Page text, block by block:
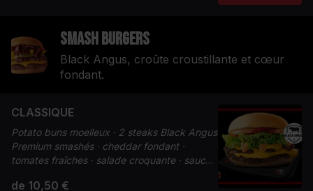
Smash Burgers
Black Angus, croûte croustillante et cœur
fondant.
CLASSIQUE
Potato buns moelleux · 2 steaks Black Angus
Premium smashés · cheddar fondant ·
tomates fraîches · salade croquante · sauce
de 10,50 €